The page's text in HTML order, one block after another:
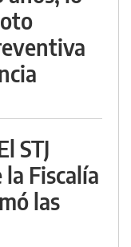
STJ
la Fiscalía
las